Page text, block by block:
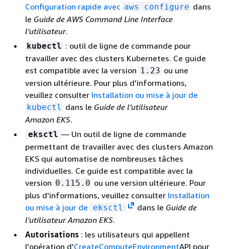
Configuration rapide avec aws configure dans
le Guide de AWS Command Line Interface
l'utilisateur.
kubectl : outil de ligne de commande pour
travailler avec des clusters Kubernetes. Ce guide
est compatible avec la version 1.23 ou une
version ultérieure. Pour plus d'informations,
veuillez consulter Installation ou mise à jour de
kubectl dans le Guide de l'utilisateur
Amazon EKS.
eksctl — Un outil de ligne de commande
permettant de travailler avec des clusters Amazon
EKS qui automatise de nombreuses tâches
individuelles. Ce guide est compatible avec la
version 0.115.0 ou une version ultérieure. Pour
plus d'informations, veuillez consulter Installation
ou mise à jour de
eksctl dans le Guide de
l'utilisateur Amazon EKS.
Autorisations : les utilisateurs qui appellent
l'opération d'CreateComputeEnvironmentAPI pour